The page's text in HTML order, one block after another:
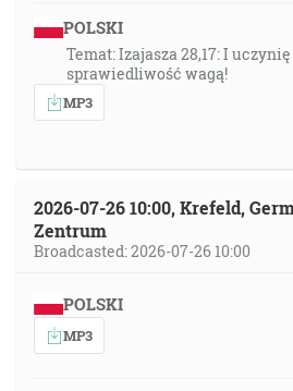
POLSKI
Temat: Izajasza 28,17: I
sprawiedliwość wagą!
MP3
2026-07-26 10:00, Krefeld,
Zentrum
Broadcasted: 2026-07-26 10:00
POLSKI
MP3